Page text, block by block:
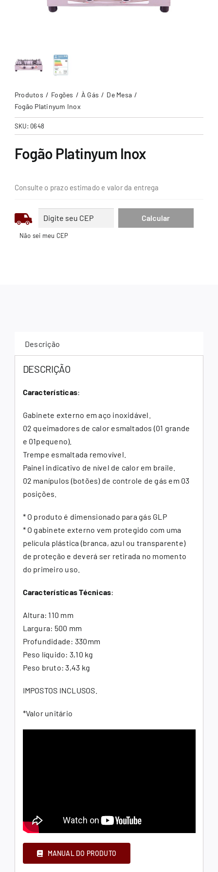
Produtos Fogões À Gás
De Mesa
Fogão Platinyum Inox
SKU: 0648
Fogão Platinyum Inox
Consulte o prazo estimado e valor da entrega
Não sei meu CEP
Descrição
DESCRIÇÃO
Características:
Gabinete externo em aço inoxidável.
02 queimadores de calor esmaltados (01 grande
e 01pequeno).
Trempe esmaltada removível.
Painel indicativo de nível de calor em braile.
02 manípulos (botões) de controle de gás em 03
posições.
* O produto é dimensionado para gás GLP
* O gabinete externo vem protegido com uma
película plástica (branca, azul ou transparente)
de proteção e deverá ser retirada no momento
do primeiro uso.
Características Técnicas:
Altura: 110 mm
Largura: 500 mm
Profundidade: 330mm
Peso líquido: 3,10 kg
Peso bruto: 3,43 kg
IMPOSTOS INCLUSOS.
*Valor unitário
MANUAL DO PRODUTO